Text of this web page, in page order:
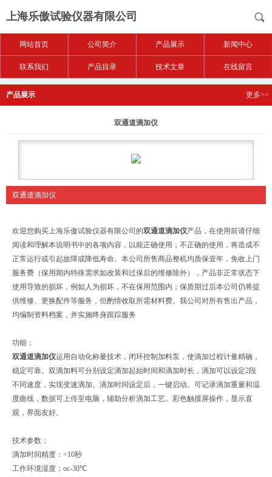
上海乐傲试验仪器有限公司
网站首页 公司简介 产品展示 新闻中心
联系我们 产品目录 技术文章 在线留言
产品展示 更多>>
双通道滴加仪
双通道滴加仪
欢迎您购买上海乐傲试验仪器有限公司的双通道滴加仪产品，在使用前请仔细
阅读和理解本说明书中的各项内容，以能正确使用；不正确的使用，将造成不
正常运行或引起故障或降低寿命。本公司所售商品整机均质保壹年，免收上门
服务费（保用期内特殊需求如改装和过保后的维修除外），产品非正常状态下
使用导致的损坏，例如人为损坏，不在保用范围内；保质期过后本公司仍将提
供维修、更换配件等服务，但酌情收取所需材料费。我公司对所有售出产品，
均编制资料档案，并实施终身跟踪服务
功能；
双通道滴加仪运用自动化称量技术，闭环控制加料泵，使滴加过程计量精确，
稳定可靠。双滴加料可分别设定滴加起始时间和滴加时长，滴加可以设定2段
不同速度，实现变速滴加。滴加时间设定后，一键启动。可记录滴加重量和温
度曲线，数据可上传至电脑，辅助分析滴加工艺。彩色触摸屏操作，显示直
观，界面友好。
技术参数；
滴加时间精度：<10秒
工作环境湿度；oc-30℃